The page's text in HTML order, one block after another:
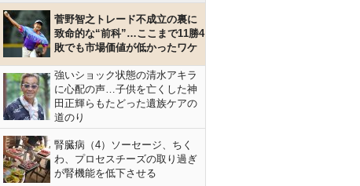
菅野智之トレード不成立の裏に
致命的な“前科”…ここまで11勝4
敗でも市場価値が低かったワケ
強いショック状態の清水アキラ
に心配の声…子供を亡くした神
田正輝らもたどった遺族ケアの
道のり
腎臓病（4）ソーセージ、ちく
わ、プロセスチーズの取り過ぎ
が腎機能を低下させる